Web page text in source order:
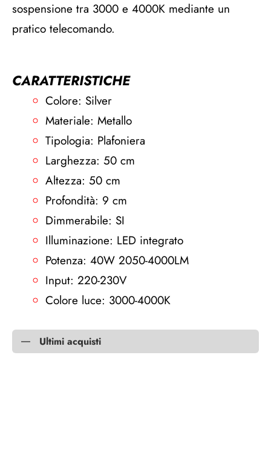
sospensione tra 3000 e 4000K mediante un
pratico telecomando.
CARATTERISTICHE
Colore: Silver
Materiale: Metallo
Tipologia: Plafoniera
Larghezza: 50 cm
Altezza: 50 cm
Profondità: 9 cm
Dimmerabile: SI
Illuminazione: LED integrato
Potenza: 40W 2050-4000LM
Input: 220-230V
Colore luce: 3000-4000K
Ultimi acquisti